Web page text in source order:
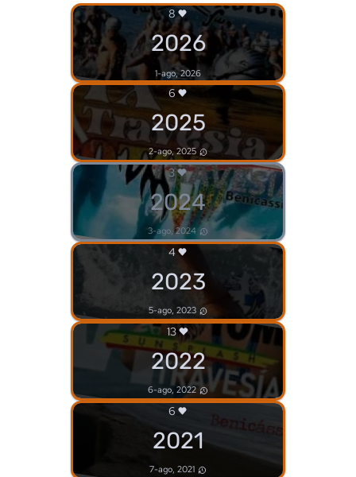
8
2026
1-ago, 2026
6
2025
2-ago, 2025
3
2024
3-ago, 2024
4
2023
5-ago, 2023
13
2022
6-ago, 2022
6
2021
7-ago, 2021